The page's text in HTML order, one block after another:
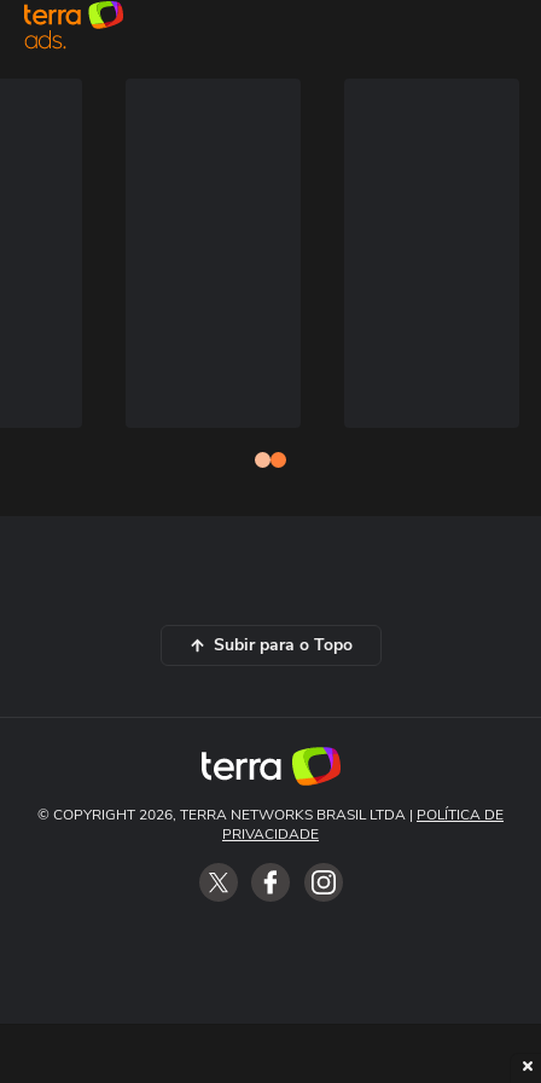
Subir para o Topo
© COPYRIGHT 2026, TERRA NETWORKS BRASIL LTDA | POLÍTICA DE
PRIVACIDADE